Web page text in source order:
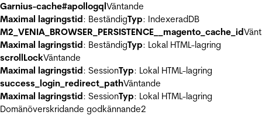
Garnius-cache#apollogqlVäntande
Maximal lagringstid: BeständigTyp: IndexeradDB
M2_VENIA_BROWSER_PERSISTENCE__magento_cache_id
Maximal lagringstid: BeständigTyp: Lokal HTML-lagring
scrollLockVäntande
Maximal lagringstid: SessionTyp: Lokal HTML-lagring
success_login_redirect_pathVäntande
Maximal lagringstid: SessionTyp: Lokal HTML-lagring
Domänöverskridande godkännande2